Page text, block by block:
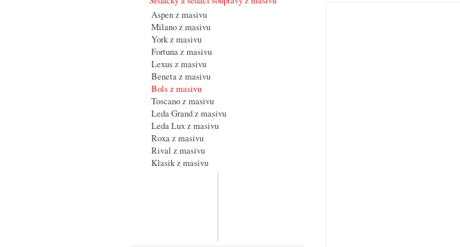
Aspen z masivu
Milano z masivu
York z masivu
Fortuna z masivu
Lexus z masivu
Beneta z masivu
Bols z masivu
Toscano z masivu
Leda Grand z masivu
Leda Lux z masivu
Roxa z masivu
Rival z masivu
Klasik z masivu